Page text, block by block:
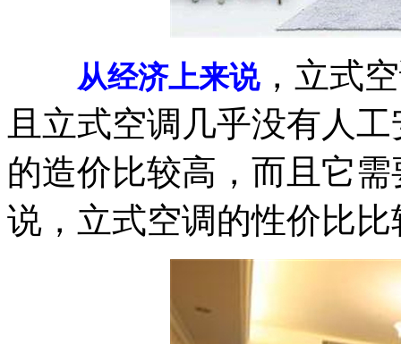
从经济上来说，立式
且立式空调几乎没有人
的造价比较高，而且它
说，立式空调的性价比